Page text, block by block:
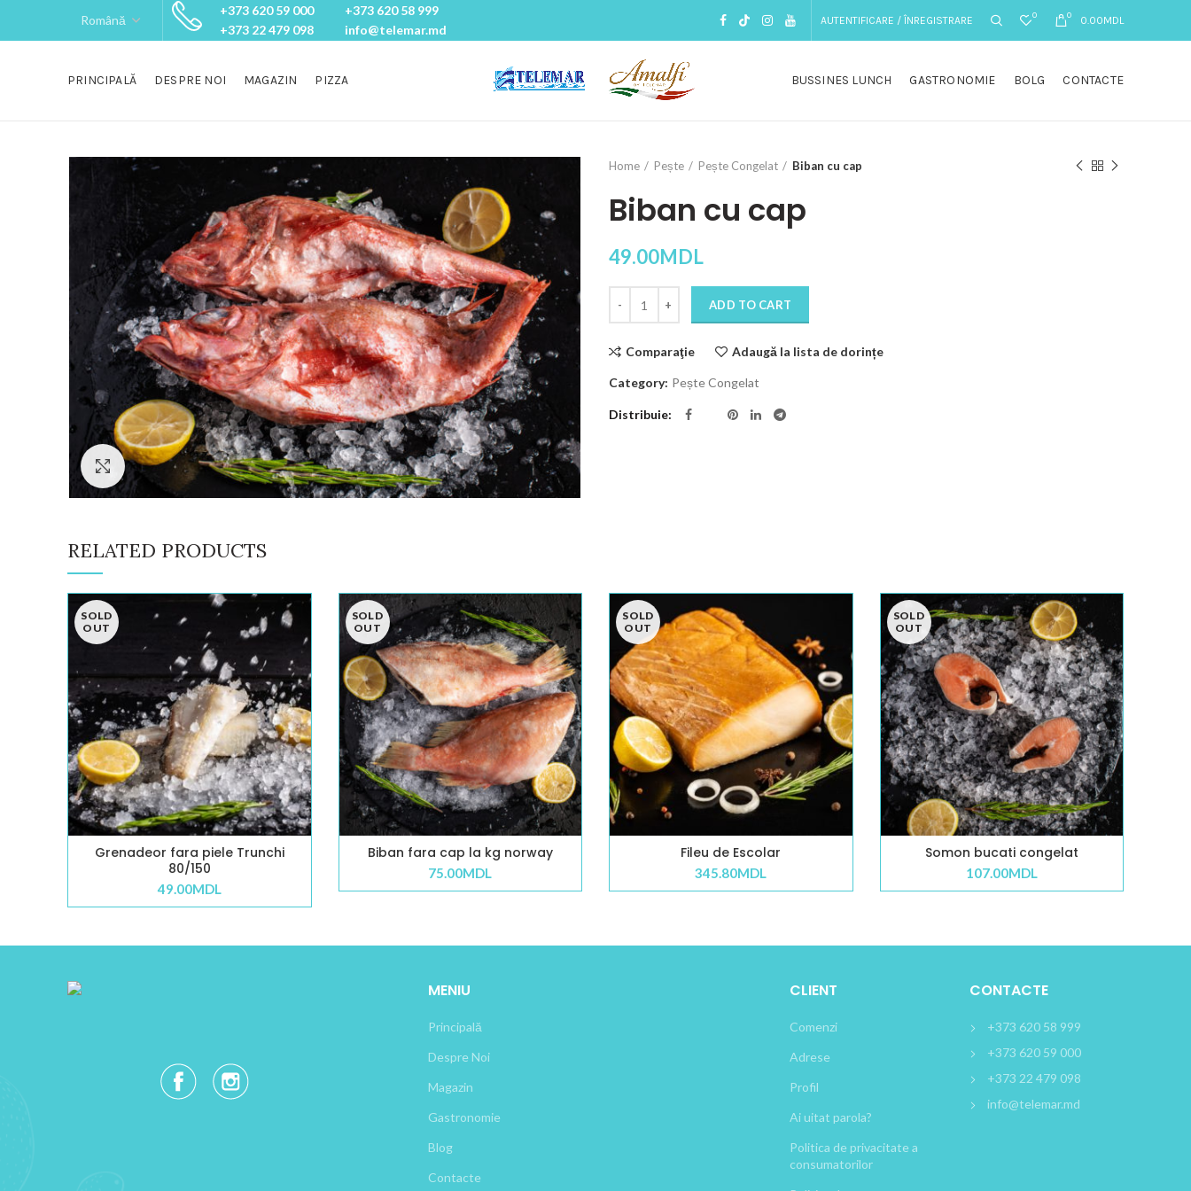
+373 620 59 000
+373 22 479 098
+373 620 58 999
info@telemar.md
AUTENTIFICARE / ÎNREGISTRARE 0 0 0.00MDL
PRINCIPALĂ DESPRE NOI MAGAZIN PIZZA BUSSINES LUNCH GASTRONOMIE BOLG CONTACTE
Click to enlarge
Home Pește Pește Congelat Biban cu cap
Biban cu cap
49.00MDL
ADD TO CART
Comparaţie Adaugă la lista de dorințe
Category: Pește Congelat
Distribuie
RELATED PRODUCTS
SOLD
OUT
Grenadeor fara piele Trunchi
80/150
49.00MDL
SOLD
OUT
Biban fara cap la kg norway
75.00MDL
SOLD
OUT
Fileu de Escolar
345.80MDL
SOLD
OUT
Somon bucati congelat
107.00MDL
MENIU
Principală
Despre Noi
Magazin
Gastronomie
Blog
Contacte
CLIENT
Comenzi
Adrese
Profil
Ai uitat parola?
Politica de privacitate a
consumatorilor
CONTACTE
+373 620 58 999
+373 620 59 000
+373 22 479 098
info@telemar.md